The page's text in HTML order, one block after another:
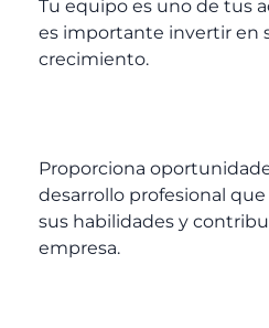
Tu equipo es uno de tus
es importante invertir en
crecimiento.
Proporciona
desarrollo profesional
sus habilidades y
empresa.